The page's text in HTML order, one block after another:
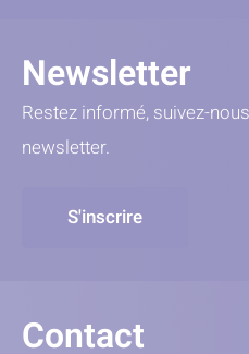
Newsletter
Restez informé, suivez-
newsletter.
S'inscrire
Contact